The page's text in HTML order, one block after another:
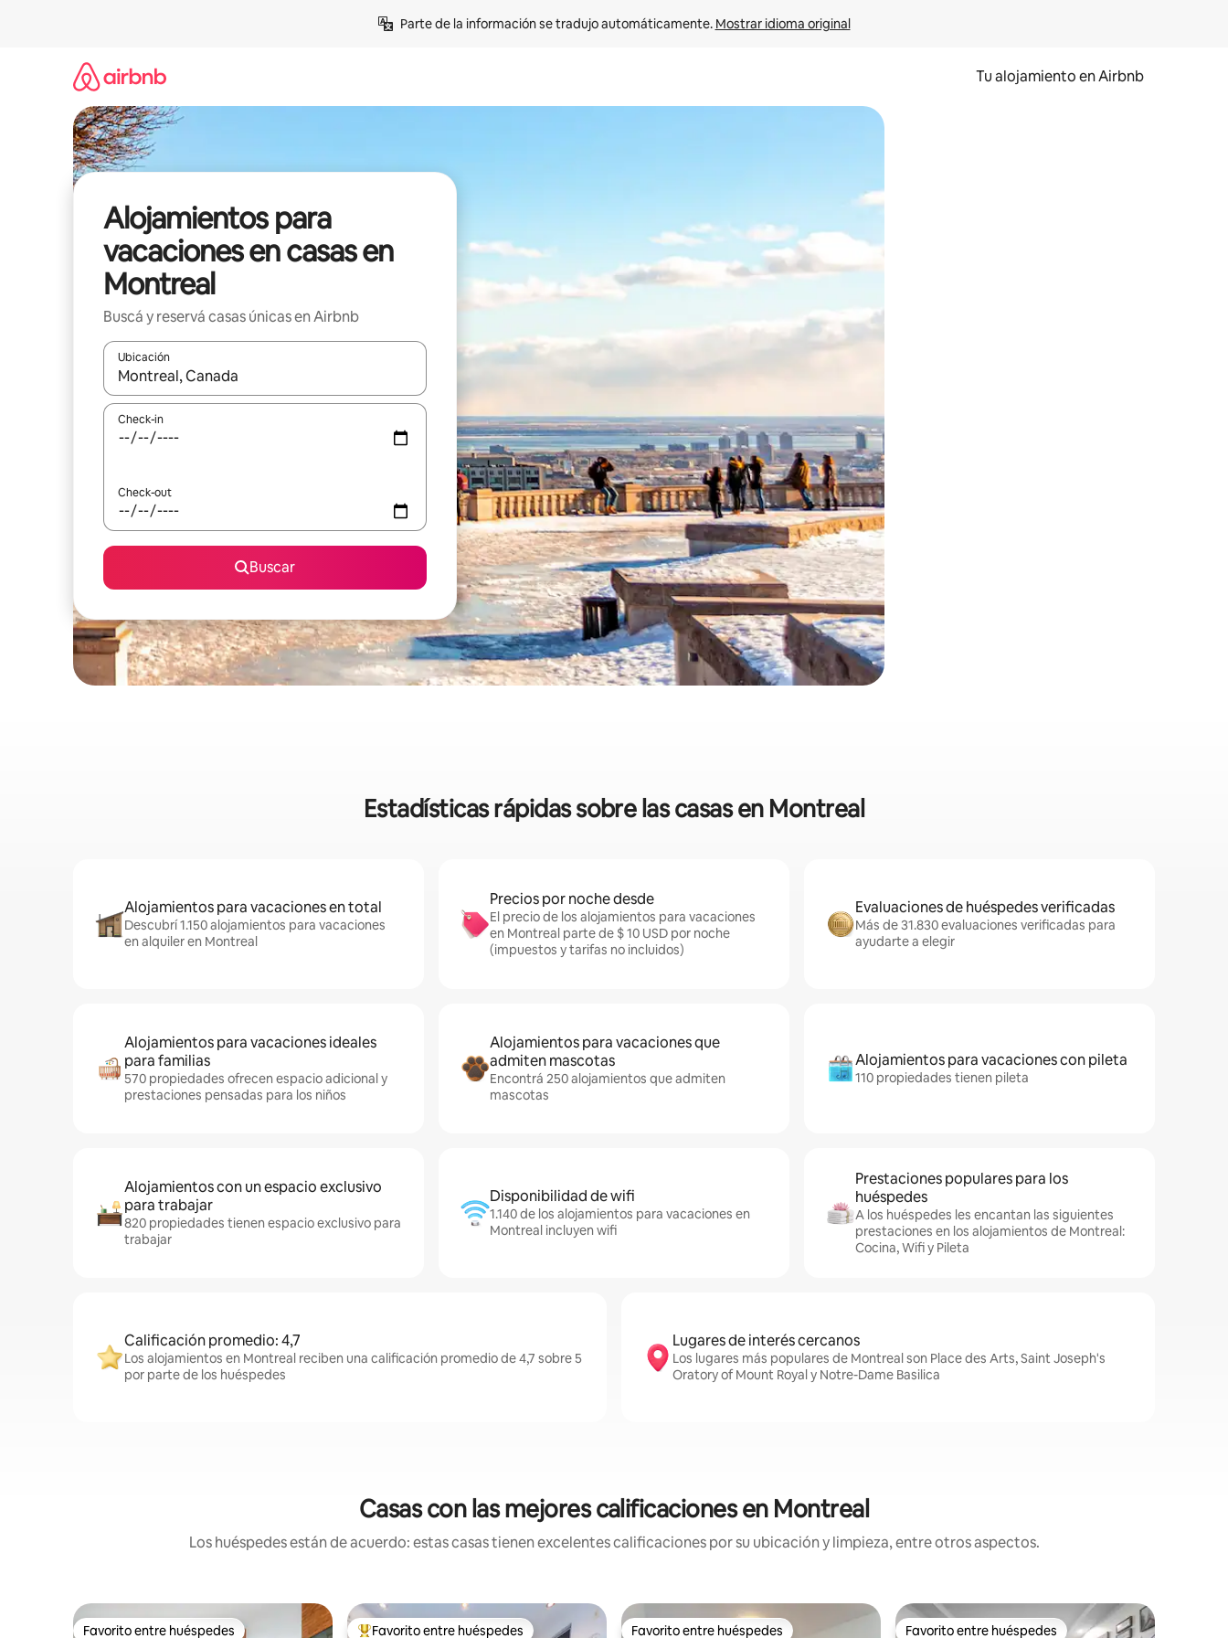
Parte de la información se tradujo automáticamente. Mostrar idioma original
Tu alojamiento en Airbnb
Alojamientos para
vacaciones en casas en
Montreal
Buscá y reservá casas únicas en Airbnb
Ubicación
Cuando los resultados estén disponibles, navegá con las teclas de flecha hacia arriba y hacia abajo o explorá deslizando el dedo.
Check-in
Check-out
Buscar
Estadísticas rápidas sobre las casas en Montreal
Alojamientos para vacaciones en total
Descubrí 1.150 alojamientos para vacaciones
en alquiler en Montreal
Precios por noche desde
El precio de los alojamientos para vacaciones
en Montreal parte de $ 10 USD por noche
(impuestos y tarifas no incluidos)
Evaluaciones de huéspedes verificadas
Más de 31.830 evaluaciones verificadas para
ayudarte a elegir
Alojamientos para vacaciones ideales
para familias
570 propiedades ofrecen espacio adicional y
prestaciones pensadas para los niños
Alojamientos para vacaciones que
admiten mascotas
Encontrá 250 alojamientos que admiten
mascotas
Alojamientos para vacaciones con pileta
110 propiedades tienen pileta
Alojamientos con un espacio exclusivo
para trabajar
820 propiedades tienen espacio exclusivo para
trabajar
Disponibilidad de wifi
1.140 de los alojamientos para vacaciones en
Montreal incluyen wifi
Prestaciones populares para los
huéspedes
A los huéspedes les encantan las siguientes
prestaciones en los alojamientos de Montreal:
Cocina, Wifi y Pileta
Calificación promedio: 4,7
Los alojamientos en Montreal reciben una calificación promedio de 4,7 sobre 5
por parte de los huéspedes
Lugares de interés cercanos
Los lugares más populares de Montreal son Place des Arts, Saint Joseph's
Oratory of Mount Royal y Notre-Dame Basilica
Casas con las mejores calificaciones en Montreal
Los huéspedes están de acuerdo: estas casas tienen excelentes calificaciones por su ubicación y limpieza, entre otros aspectos.
Favorito entre huéspedes Favorito entre huéspedes Favorito entre huéspedes Favorito entre huéspedes